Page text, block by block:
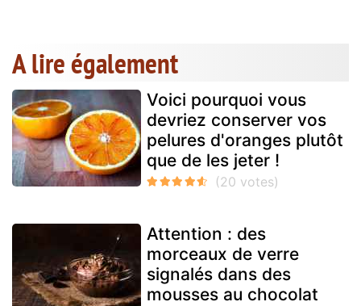
A lire également
Voici pourquoi vous
devriez conserver vos
pelures d'oranges plutôt
que de les jeter !
Attention : des
morceaux de verre
signalés dans des
mousses au chocolat